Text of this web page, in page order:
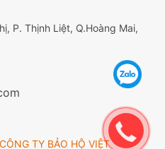
P. Thịnh Liệt, Q.Hoàng Mai,
CÔNG TY BẢO HỘ VIỆT